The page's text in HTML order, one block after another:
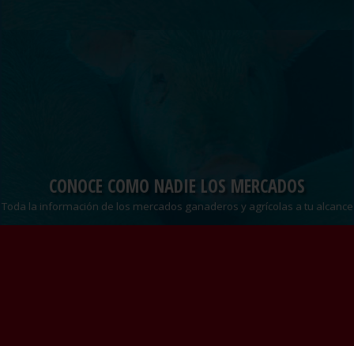
CONOCE COMO NADIE LOS MERCADOS
Toda la información de los mercados ganaderos y agrícolas a tu alcance